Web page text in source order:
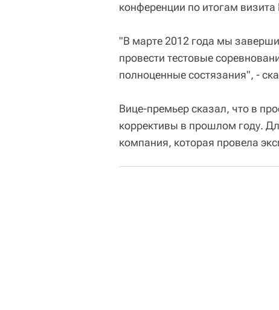
конференции по итогам
"В марте 2012 года мы
провести тестовые
полноценные состязания", -
Вице-премьер сказал, что в
коррективы в прошлом году.
компания, которая провела